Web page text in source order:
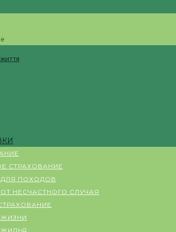
СТРАХОВАНИЕ
ДЛЯ ПОХОДОВ
НЕСЧАСТНОГО СЛУЧАЯ